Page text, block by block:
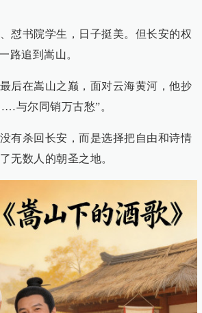
怼书院学生，日子挺美。但长安的权
路追到嵩山。
后在嵩山之巅，面对云海黄河，他抄
与尔同销万古愁”。
有杀回长安，而是选择把自由和诗情
无数人的朝圣之地。